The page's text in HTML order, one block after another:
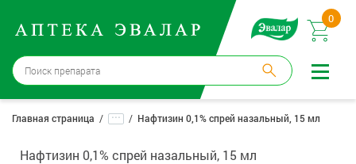
0
Москва→
12 аптек
Войти |
Регистрация
Главная страница ... Нафтизин 0,1% спрей назальный, 15 мл
Нафтизин 0,1% спрей назальный, 15 мл